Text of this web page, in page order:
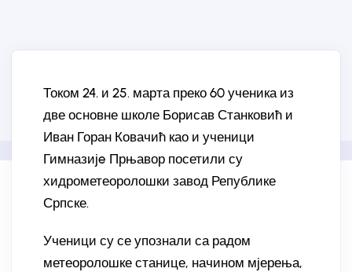
Током 24. и 25. марта преко 60 ученика из
две основне школе Борисав Станковић и
Иван Горан Ковачић као и ученици
Гимназијe Прњавор посетили су
хидрометеоролошки завод Републике
Српске.
Ученици су се упознали са радом
метеоролошке станице, начином мјерења,